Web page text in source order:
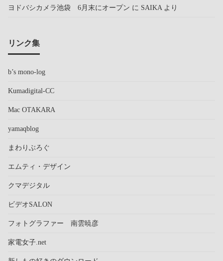
ヨドバシカメラ池袋 6月末にオープン に SAIKAより
リンク集
b’s mono-log
Kumadigital-CC
Mac OTAKARA
yamaqblog
まわりぶろぐ
エムティ・デザイン
クマデジタル
ビデオSALON
フォトグラファー 南雲暁彦
家電女子.net